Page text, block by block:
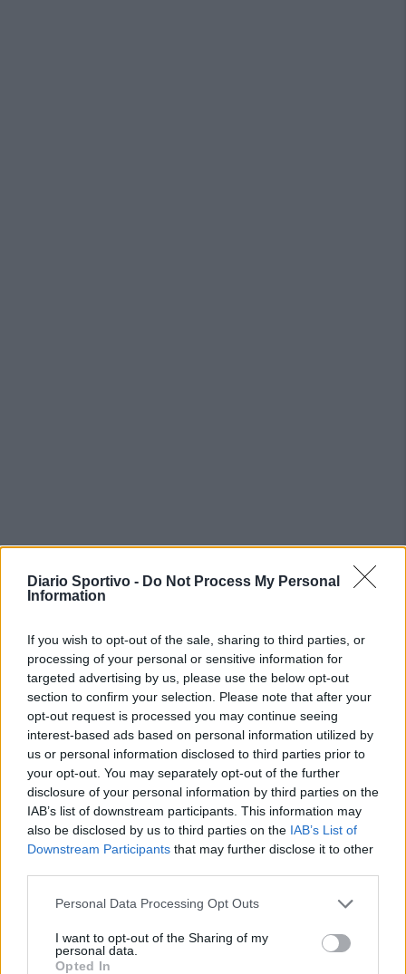
Diario Sportivo - Do Not Process My Personal
Information
If you wish to opt-out of the sale, sharing to third parties, or
processing of your personal or sensitive information for
targeted advertising by us, please use the below opt-out
section to confirm your selection. Please note that after your
opt-out request is processed you may continue seeing
interest-based ads based on personal information utilized by
us or personal information disclosed to third parties prior to
your opt-out. You may separately opt-out of the further
disclosure of your personal information by third parties on the
IAB’s list of downstream participants. This information may
also be disclosed by us to third parties on the IAB’s List of
Downstream Participants that may further disclose it to other
Personal Data Processing Opt Outs
I want to opt-out of the Sharing of my
personal data.
Opted In
e Bonivardi, nel Macomer l'estro di Di Angelo
La COS approda a Barisardo tra conferme,
nuovi volti e mister Loi a fare da filo
conduttore
9 Ago 2026
Il Latte Dolce prende Dumani dalla Torres,
Mascia, Sorgente, Lopes, Limberti e Cherchi
gli altri acquisti
8 Ago 2026
Lnd, oggi le ufficialità sui ripescaggi e poi il
3 Ago 2026